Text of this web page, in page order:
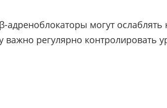
адреноблокаторы могут
регулярно контролировать